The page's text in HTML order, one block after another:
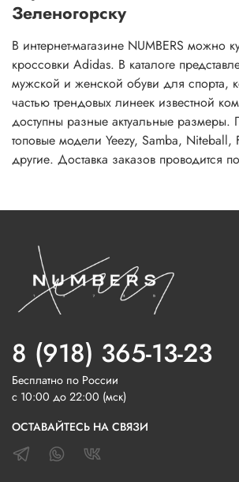
Зеленогорску
В интернет-магазине NUMBERS можно
кроссовки Adidas. В каталоге
мужской и женской обуви для спорта,
частью трендовых линеек известной
доступны разные актуальные размеры.
топовые модели Yeezy, Samba, Niteball,
другие. Доставка заказов проводится
8 (918) 365-13-23
Бесплатно по России
с 10:00 до 22:00 (мск)
ОСТАВАЙТЕСЬ НА СВЯЗИ